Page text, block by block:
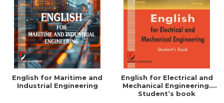
English for Maritime and
Industrial Engineering
English for Electrical and
Mechanical Engineering.
Student’s book